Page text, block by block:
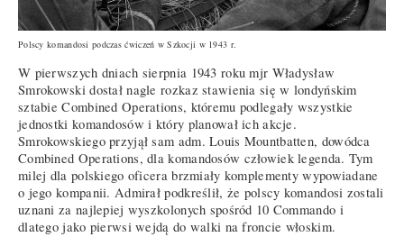
Polscy komandosi podczas ćwiczeń w Szkocji w 1943 r.
W pierwszych dniach sierpnia 1943 roku mjr Władysław
Smrokowski dostał nagle rozkaz stawienia się w londyńskim
sztabie Combined Operations, któremu podlegały wszystkie
jednostki komandosów i który planował ich akcje.
Smrokowskiego przyjął sam adm. Louis Mountbatten, dowódca
Combined Operations, dla komandosów człowiek legenda. Tym
milej dla polskiego oficera brzmiały komplementy wypowiadane
o jego kompanii. Admirał podkreślił, że polscy komandosi zostali
uznani za najlepiej wyszkolonych spośród 10 Commando i
dlatego jako pierwsi wejdą do walki na froncie włoskim.